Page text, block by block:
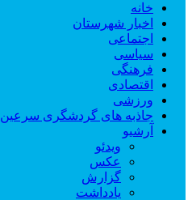
خانه
اخبار شهرستان
اجتماعی
سیاسی
فرهنگی
اقتصادی
ورزشی
جاذبه های گردشگری سرعین
آرشیو
ویدئو
عکس
گزارش
یادداشت